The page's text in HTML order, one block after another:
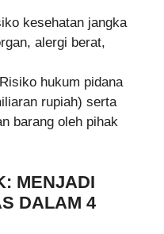
kesehatan jangka
alergi berat,
Risiko hukum pidana
rupiah) serta
barang oleh pihak
MENJADI
DALAM 4